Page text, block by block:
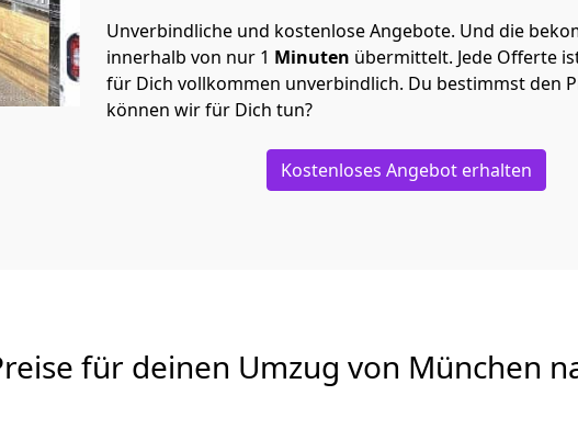
Unverbindliche und kostenlose Angebote. Und die
innerhalb von nur 1 Minuten übermittelt. Jede Offerte
für Dich vollkommen unverbindlich. Du bestimmst den
können wir für Dich tun?
Kostenloses Angebot erhalten
für deinen Umzug von München